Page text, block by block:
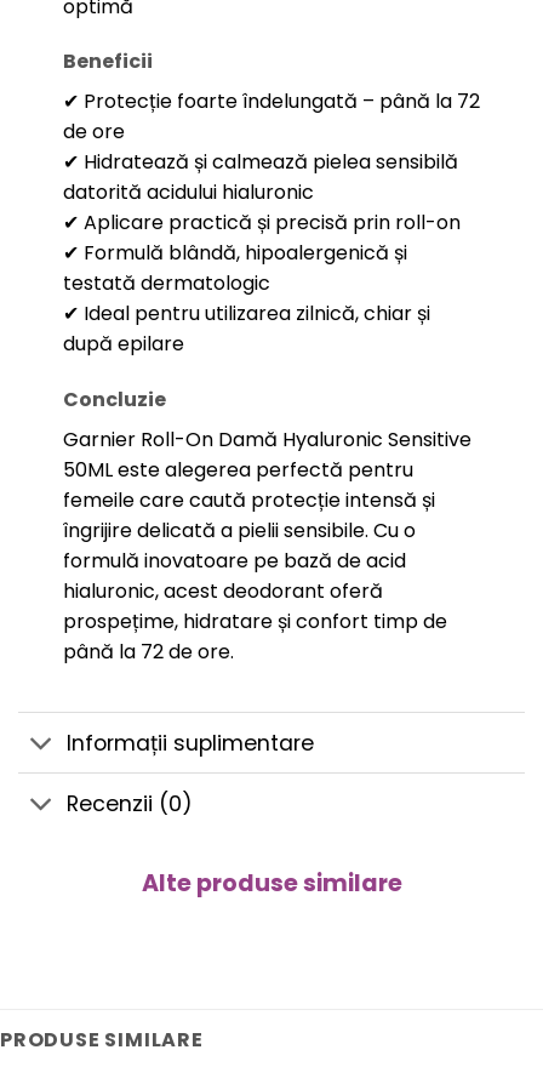
optimă
Beneficii
✔ Protecție foarte îndelungată – până la 72
de ore
✔ Hidratează și calmează pielea sensibilă
datorită acidului hialuronic
✔ Aplicare practică și precisă prin roll-on
✔ Formulă blândă, hipoalergenică și
testată dermatologic
✔ Ideal pentru utilizarea zilnică, chiar și
după epilare
Concluzie
Garnier Roll-On Damă Hyaluronic Sensitive
50ML este alegerea perfectă pentru
femeile care caută protecție intensă și
îngrijire delicată a pielii sensibile. Cu o
formulă inovatoare pe bază de acid
hialuronic, acest deodorant oferă
prospețime, hidratare și confort timp de
până la 72 de ore.
Informații suplimentare
Recenzii (0)
Alte produse similare
PRODUSE SIMILARE